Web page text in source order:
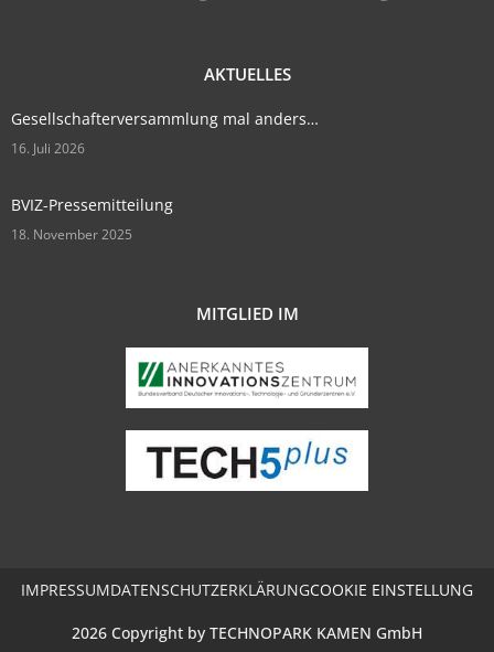
AKTUELLES
Gesellschafterversammlung mal anders…
16. Juli 2026
BVIZ-Pressemitteilung
18. November 2025
MITGLIED IM
2026 Copyright by TECHNOPARK KAMEN GmbH
IMPRESSUMDATENSCHUTZERKLÄRUNGCOOKIE EINSTELLUNG